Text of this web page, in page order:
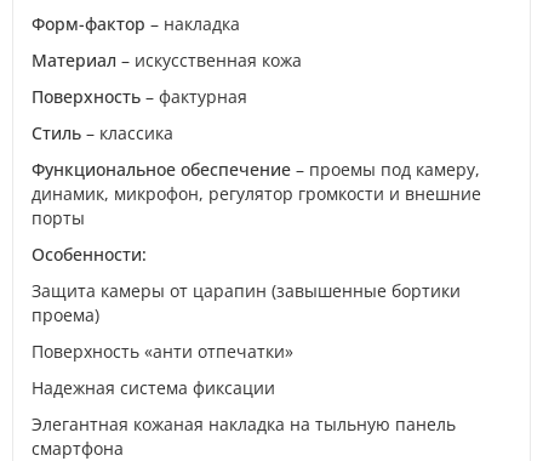
Форм-фактор – накладка
Материал – искусственная кожа
Поверхность – фактурная
Стиль – классика
Функциональное обеспечение – проемы под камеру,
динамик, микрофон, регулятор громкости и внешние
порты
Особенности:
Защита камеры от царапин (завышенные бортики
проема)
Поверхность «анти отпечатки»
Надежная система фиксации
Элегантная кожаная накладка на тыльную панель
смартфона